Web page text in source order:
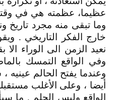
عظيما، عظمته هي في
وما تبقى منه مجرد تاريخ
خارج الفكر التاريخي .
نعيد الزمن الى الوراء
وفي الواقع التمسك
وعندما يفتح الحالم
أيضا ، وعلى الأغلب
الواقع وليس الحلم . ما